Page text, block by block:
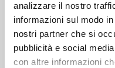
analizzare il nostro
informazioni sul modo
nostri partner che si
pubblicità e social
con altre informazioni
425/6 -
4:30x2
€107,00